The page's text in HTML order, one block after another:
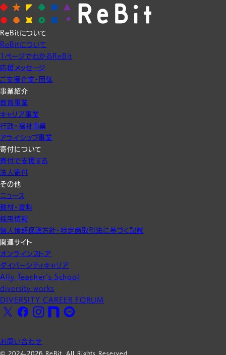
ReBitについて
ReBitについて
1ページでわかるReBit
応援メッセージ
ご支援企業・団体
事業紹介
教育事業
キャリア事業
行政・福祉事業
アライシップ事業
寄付について
寄付で支援する
法人寄付
その他
ニュース
教材・資料
採用情報
個人情報保護方針・特定商取引法に基づく記載
関連サイト
オンラインストア
ダイバーシティキャリア
Ally Teacher’s School
diversity works
DIVERSITY CAREER FORUM
X
Facebook
Instagram
note LINE
お問い合わせ
© 2024-2026 ReBit. All Rights Reserved.